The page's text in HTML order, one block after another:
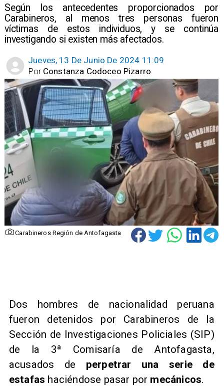
​Según los antecedentes proporcionados por
Carabineros, al menos tres personas fueron
víctimas de estos individuos, y se continúa
investigando si existen más afectados.
Jueves, 13 De Junio De 2024 11:09
Constanza Codoceo Pizarro
Por
Carabineros Región de Antofagasta
Dos hombres de nacionalidad peruana
fueron detenidos por Carabineros de la
Sección de Investigaciones Policiales (SIP)
de la 3ª Comisaría de Antofagasta,
acusados de perpetrar una serie de
estafas haciéndose pasar por mecánicos.